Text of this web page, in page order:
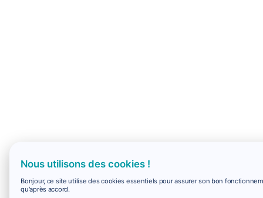
Nous utilisons des cookies !
Bonjour, ce site utilise des cookies essentiels pour assurer son bon
qu'après accord.